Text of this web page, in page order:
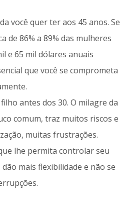
você quer ter aos 45 anos. Se
de 86% a 89% das mulheres
e 65 mil dólares anuais
que você se comprometa
antes dos 30. O milagre da
comum, traz muitos riscos e
muitas frustrações.
lhe permita controlar seu
mais flexibilidade e não se